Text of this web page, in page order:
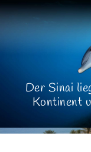
Sinai
Der Sinai
Kontinent